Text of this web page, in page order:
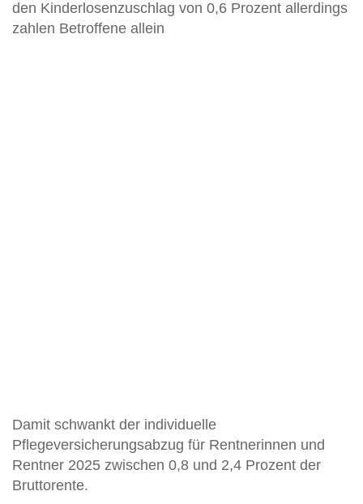
den Kinderlosenzuschlag von 0,6 Prozent allerdings
zahlen Betroffene allein
Damit schwankt der individuelle
Pflegeversicherungsabzug für Rentnerinnen und
Rentner 2025 zwischen 0,8 und 2,4 Prozent der
Bruttorente.